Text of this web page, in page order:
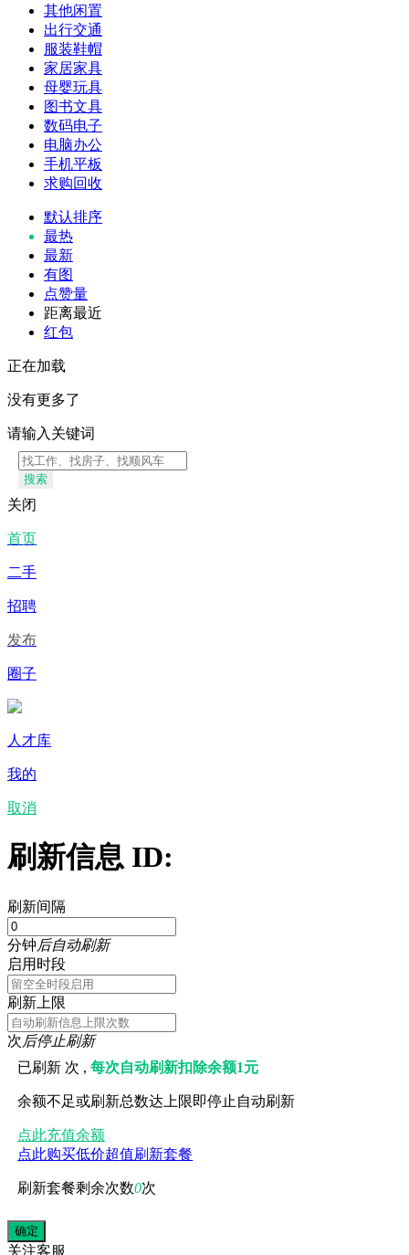
其他闲置
出行交通
服装鞋帽
家居家具
母婴玩具
图书文具
数码电子
电脑办公
手机平板
求购回收
默认排序
最热
最新
有图
点赞量
距离最近
红包
正在加载
没有更多了
请输入关键词
搜索
关闭
首页
二手
招聘
发布
圈子
人才库
我的
取消
刷新信息 ID:
刷新间隔
分钟后自动刷新
启用时段
刷新上限
次后停止刷新
已刷新 次 ,每次自动刷新扣除余额1元
余额不足或刷新总数达上限即停止自动刷新
点此充值余额
点此购买低价超值刷新套餐
刷新套餐剩余次数0次
关注客服